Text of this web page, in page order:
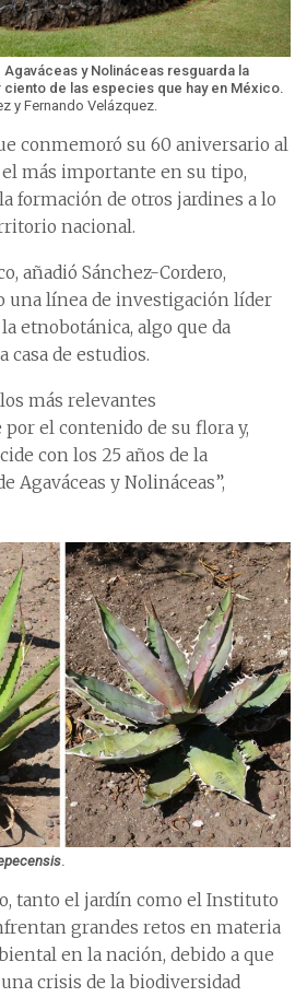
y Nolináceas resguarda la
de las especies que hay en México.
y Fernando Velázquez.
conmemoró su 60 aniversario al
más importante en su tipo,
formación de otros jardines a lo
nacional.
añadió Sánchez-Cordero,
una línea de investigación líder
etnobotánica, algo que da
casa de estudios.
los más relevantes
el contenido de su flora y,
con los 25 años de la
Agaváceas y Nolináceas”,
tanto el jardín como el Instituto
grandes retos en materia
en la nación, debido a que
crisis de la biodiversidad